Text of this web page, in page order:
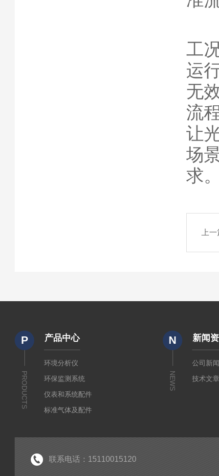
工
运
无
流
让
场
求
上
P
PRODUCTS
产品中心
环境分析仪
环保监测系统
仪表和系统配件
标准气体及配件
环保服务
N
NEWS
新闻
公司新
技术文
联系电话：15110015120